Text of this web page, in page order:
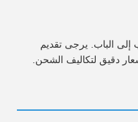
الباب. يرجى تقديم
دقيق لتكاليف الشحن.